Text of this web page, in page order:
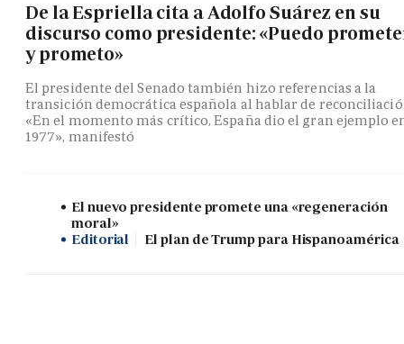
De la Espriella cita a Adolfo Suárez en su
discurso como presidente: «Puedo
y prometo»
El presidente del Senado también hizo referencias a la
transición democrática española al hablar de
«En el momento más crítico, España dio el gran ejemplo
1977», manifestó
El nuevo presidente promete una «regeneración
moral»
Editorial
El plan de Trump para Hispanoamérica